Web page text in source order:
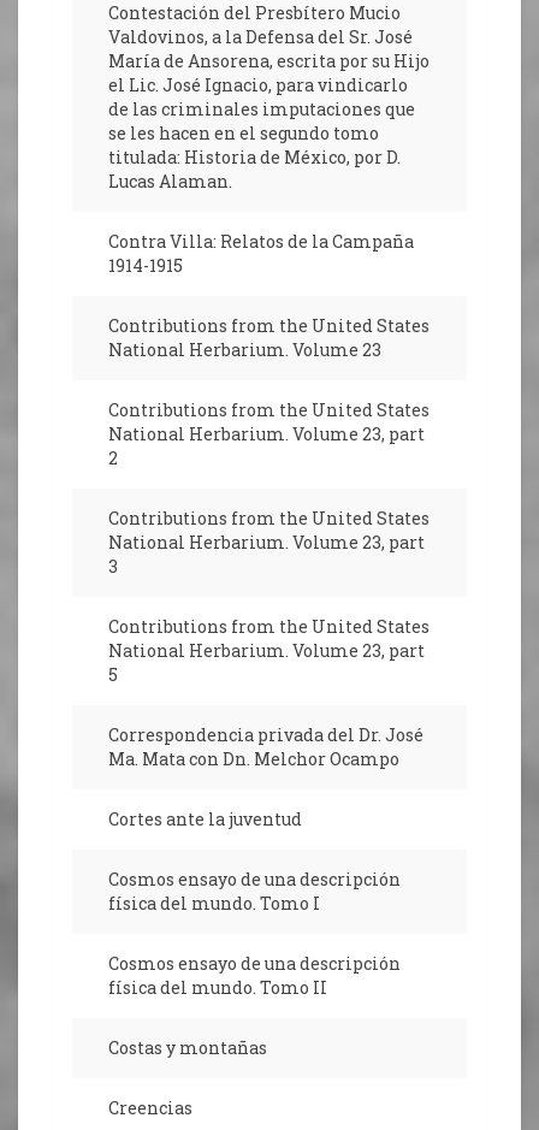
Contestación del Presbítero Mucio
Valdovinos, a la Defensa del Sr. José
María de Ansorena, escrita por su Hijo
el Lic. José Ignacio, para vindicarlo
de las criminales imputaciones que
se les hacen en el segundo tomo
titulada: Historia de México, por D.
Lucas Alaman.
Contra Villa: Relatos de la Campaña
1914-1915
Contributions from the United States
National Herbarium. Volume 23
Contributions from the United States
National Herbarium. Volume 23, part
2
Contributions from the United States
National Herbarium. Volume 23, part
3
Contributions from the United States
National Herbarium. Volume 23, part
5
Correspondencia privada del Dr. José
Ma. Mata con Dn. Melchor Ocampo
Cortes ante la juventud
Cosmos ensayo de una descripción
física del mundo. Tomo I
Cosmos ensayo de una descripción
física del mundo. Tomo II
Costas y montañas
Creencias